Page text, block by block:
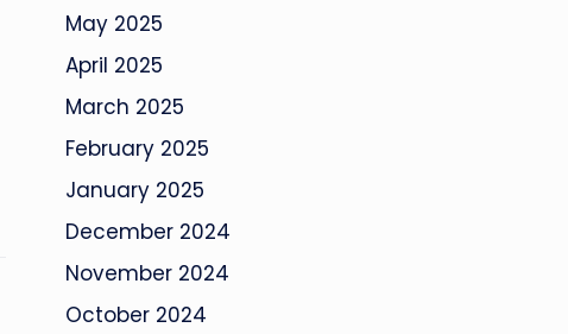
May 2025
April 2025
March 2025
February 2025
January 2025
December 2024
November 2024
October 2024